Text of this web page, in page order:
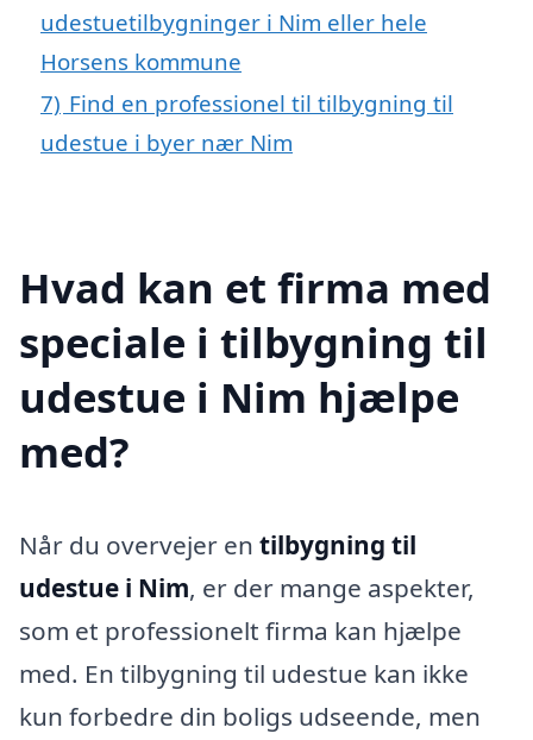
udestuetilbygninger i Nim eller hele
Horsens kommune
7) Find en professionel til tilbygning til
udestue i byer nær Nim
Hvad kan et firma med
speciale i tilbygning til
udestue i Nim hjælpe
med?
Når du overvejer en tilbygning til
udestue i Nim, er der mange aspekter,
som et professionelt firma kan hjælpe
med. En tilbygning til udestue kan ikke
kun forbedre din boligs udseende, men